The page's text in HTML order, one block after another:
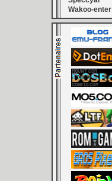
Wakoo-enter